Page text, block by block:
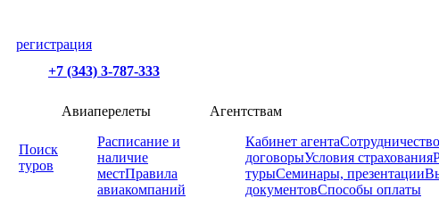
регистрация
+7 (343) 3-787-333
Поиск
туров
Авиаперелеты
Расписание и
наличие
местПравила
авиакомпаний
Агентствам
Кабинет агента
договорыУсловия страхования
турыСеминары, презентации
документовСпособы оплаты